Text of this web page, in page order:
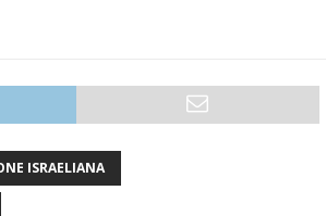
ISRAELIANA